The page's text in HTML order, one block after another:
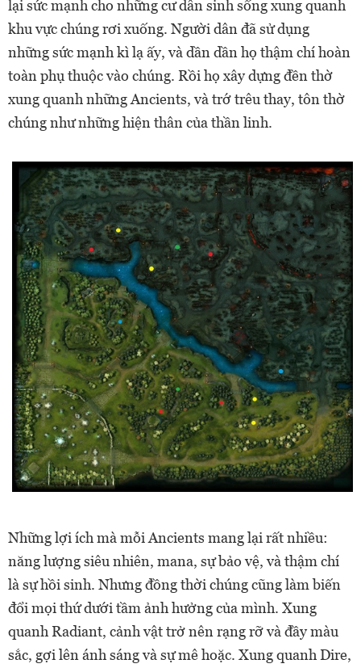
lại sức mạnh cho những cư dân sinh sống xung quanh
khu vực chúng rơi xuống. Người dân đã sử dụng
những sức mạnh kì lạ ấy, và dần dần họ thậm chí hoàn
toàn phụ thuộc vào chúng. Rồi họ xây dựng đền thờ
xung quanh những Ancients, và trớ trêu thay, tôn thờ
chúng như những hiện thân của thần linh.
Những lợi ích mà mỗi Ancients mang lại rất nhiều:
năng lượng siêu nhiên, mana, sự bảo vệ, và thậm chí
là sự hồi sinh. Nhưng đồng thời chúng cũng làm biến
đổi mọi thứ dưới tầm ảnh hưởng của mình. Xung
quanh Radiant, cảnh vật trở nên rạng rỡ và đầy màu
sắc, gợi lên ánh sáng và sự mê hoặc. Xung quanh Dire,